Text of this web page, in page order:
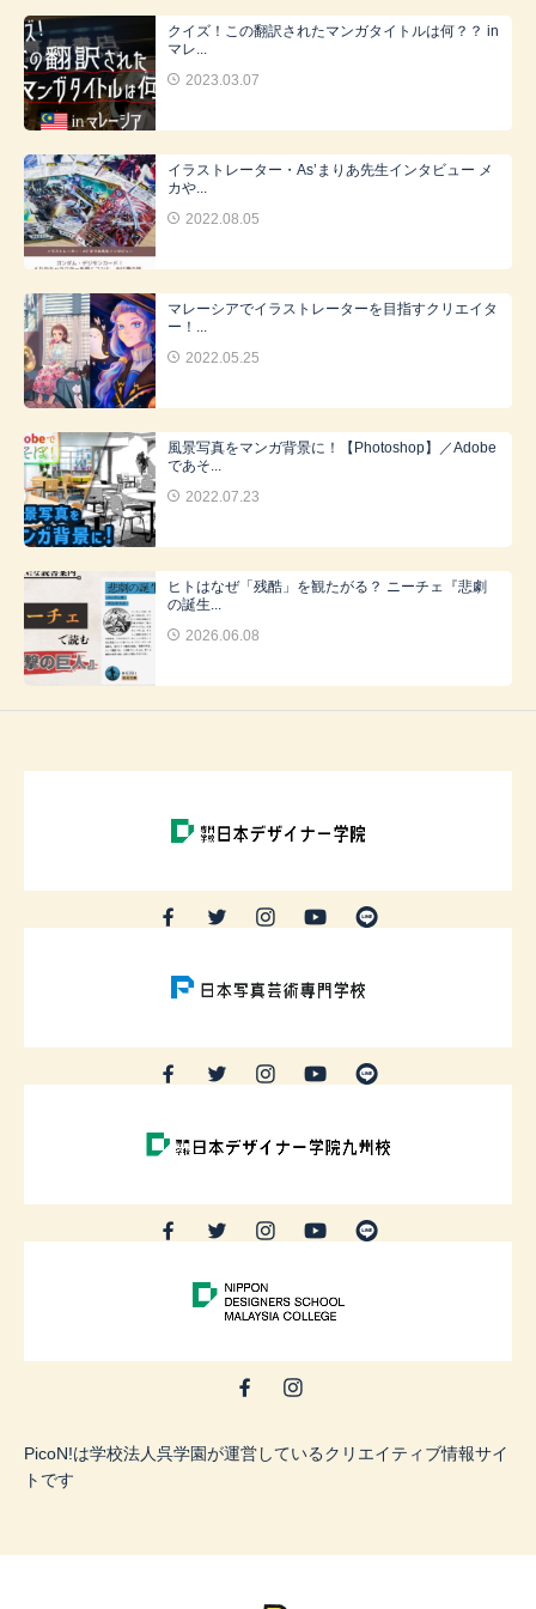
クイズ！この翻訳されたマンガタイトルは何？？ in
マレ...
2023.03.07
イラストレーター・As’まりあ先生インタビュー メ
カや...
2022.08.05
マレーシアでイラストレーターを目指すクリエイタ
ー！...
2022.05.25
風景写真をマンガ背景に！【Photoshop】／Adobe
であそ...
2022.07.23
ヒトはなぜ「残酷」を観たがる？ ニーチェ『悲劇
の誕生...
2026.06.08
PicoN!は学校法人呉学園が運営しているクリエイティブ情報サイ
トです